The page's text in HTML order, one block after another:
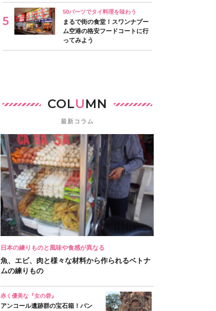
50バーツでタイ料理を味わう
まるで街の食堂！スワンナプー
ム空港の格安フードコートに行
ってみよう
COLUMN
最新コラム
日本の練りものと風味や食感が異なる
魚、エビ、肉と様々な材料から作られるベトナ
ムの練りもの
赤く優美な『女の砦』
アンコール遺跡群の宝石箱！バン